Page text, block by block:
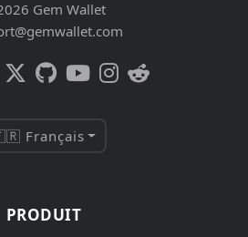
Gem Wallet
Français
PRODUIT